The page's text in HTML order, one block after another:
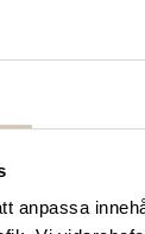
anpassa